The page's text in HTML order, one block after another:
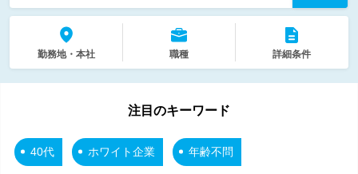
勤務地・本社 職種 詳細条件
注目のキーワード
40代 ホワイト企業 年齢不問